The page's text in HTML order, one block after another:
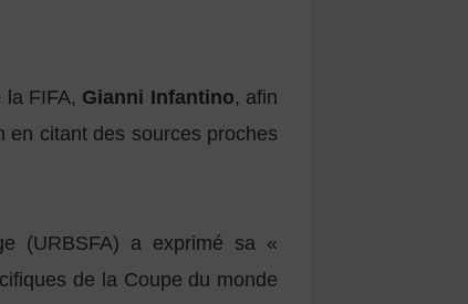
la FIFA, Gianni Infantino, afin
en citant des sources proches
(URBSFA) a exprimé sa «
de la Coupe du monde